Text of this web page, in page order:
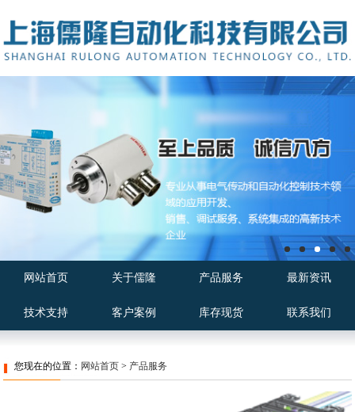
网站首页 关于儒隆 产品服务 最新资讯
技术支持 客户案例 库存现货 联系我们
您现在的位置： 网站首页> 产品服务